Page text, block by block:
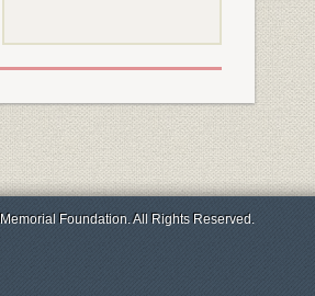
Foundation. All Rights Reserved.